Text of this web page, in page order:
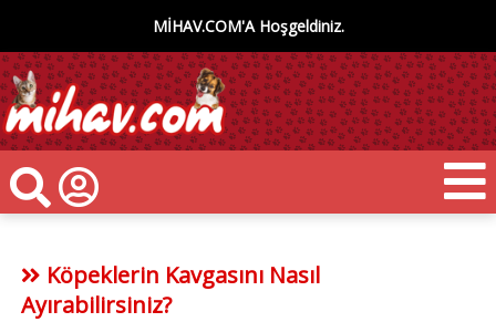
MİHAV.COM'A Hoşgeldiniz.
Köpeklerin Kavgasını Nasıl
Ayırabilirsiniz?